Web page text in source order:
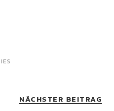
NÄCHSTER BEITRAG